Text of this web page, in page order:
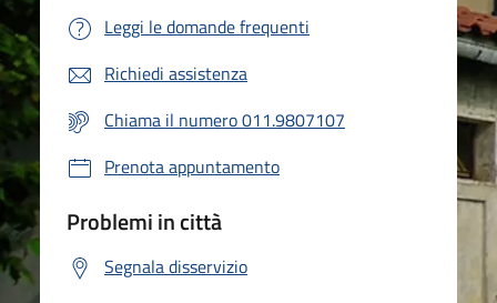
Leggi le domande frequenti
Richiedi assistenza
Chiama il numero 011.9807107
Prenota appuntamento
Problemi in città
Segnala disservizio